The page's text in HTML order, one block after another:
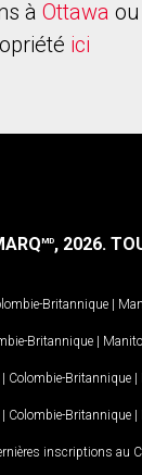
à Ottawa
ici
MD, 2026.
Britannique |
Britannique |
| Colombie-Britannique |
| Colombie-Britannique |
inscriptions au